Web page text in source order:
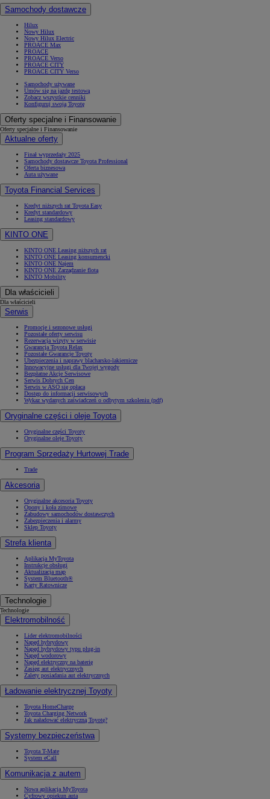
Samochody dostawcze
Hilux
Nowy Hilux
Nowy Hilux Electric
PROACE Max
PROACE
PROACE Verso
PROACE CITY
PROACE CITY Verso
Samochody używane
Umów się na jazdę testową
Zobacz wszystkie cenniki
Konfiguruj swoją Toyotę
Oferty specjalne i Finansowanie
Oferty specjalne i Finansowanie
Aktualne oferty
Finał wyprzedaży 2025
Samochody dostawcze Toyota Professional
Oferta biznesowa
Auta używane
Toyota Financial Services
Kredyt niższych rat Toyota Easy
Kredyt standardowy
Leasing standardowy
KINTO ONE
KINTO ONE Leasing niższych rat
KINTO ONE Leasing konsumencki
KINTO ONE Najem
KINTO ONE Zarządzanie flotą
KINTO Mobility
Dla właścicieli
Dla właścicieli
Serwis
Promocje i sezonowe usługi
Pozostałe oferty serwisu
Rezerwacja wizyty w serwisie
Gwarancja Toyota Relax
Pozostałe Gwarancje Toyoty
Ubezpieczenia i naprawy blacharsko-lakiernicze
Innowacyjne usługi dla Twojej wygody
Bezpłatne Akcje Serwisowe
Serwis Dobrych Cen
Serwis w ASO się opłaca
Dostęp do informacji serwisowych
Wykaz wydanych zaświadczeń o odbytym szkoleniu (pdf)
Oryginalne części i oleje Toyota
Oryginalne części Toyoty
Oryginalne oleje Toyoty
Program Sprzedaży Hurtowej Trade
Trade
Akcesoria
Oryginalne akcesoria Toyoty
Opony i koła zimowe
Zabudowy samochodów dostawczych
Zabezpieczenia i alarmy
Sklep Toyoty
Strefa klienta
Aplikacja MyToyota
Instrukcje obsługi
Aktualizacja map
System Bluetooth®
Karty Ratownicze
Technologie
Technologie
Elektromobilność
Lider elektromobilności
Napęd hybrydowy
Napęd hybrydowy typu plug-in
Napęd wodorowy
Napęd elektryczny na baterię
Zasięg aut elektrycznych
Zalety posiadania aut elektrycznych
Ładowanie elektrycznej Toyoty
Toyota HomeCharge
Toyota Charging Network
Jak naładować elektryczną Toyotę?
Systemy bezpieczeństwa
Toyota T-Mate
System eCall
Komunikacja z autem
Nowa aplikacja MyToyota
Cyfrowy opiekun auta